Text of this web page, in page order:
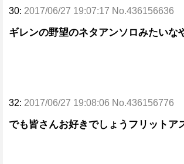
30: 2017/06/27 19:07:17 No.436156636
ギレンの野望のネタアンソロみたいな
32: 2017/06/27 19:08:06 No.436156776
でも皆さんお好きでしょうフリットア